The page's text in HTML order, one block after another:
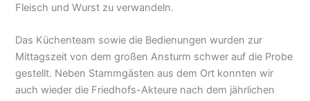
Fleisch und Wurst zu verwandeln.
Das Küchenteam sowie die Bedienungen wurden zur
Mittagszeit von dem großen Ansturm schwer auf die Probe
gestellt. Neben Stammgästen aus dem Ort konnten wir
auch wieder die Friedhofs-Akteure nach dem jährlichen